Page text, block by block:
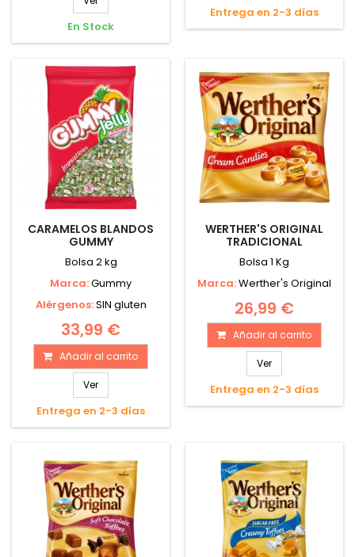
En Stock
Entrega en 2-3 días
CARAMELOS BLANDOS
GUMMY
Bolsa 2 kg
Marca:Gummy
Alérgenos:SIN gluten
33,99 €
Añadir al carrito
Ver
Entrega en 2-3 días
WERTHER'S ORIGINAL
TRADICIONAL
Bolsa 1 Kg
Marca:Werther's Original
26,99 €
Añadir al carrito
Ver
Entrega en 2-3 días